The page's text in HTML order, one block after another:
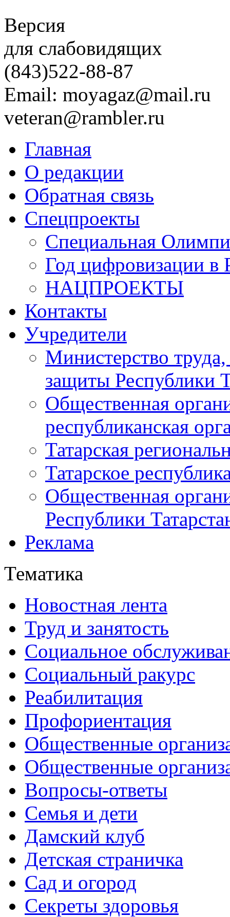
Версия
для слабовидящих
(843)522-88-87
Email: moyagaz@mail.ru
veteran@rambler.ru
Главная
О редакции
Обратная связь
Спецпроекты
Специальная
Год цифровизации в
НАЦПРОЕКТЫ
Контакты
Учредители
Министерство
защиты Республики
Общественная
республиканская
Татарская
Татарское
Общественная
Республики
Реклама
Тематика
Новостная лента
Труд и занятость
Социальное
Социальный ракурс
Реабилитация
Профориентация
Общественные
Общественные
Вопросы-ответы
Семья и дети
Дамский клуб
Детская страничка
Сад и огород
Секреты здоровья